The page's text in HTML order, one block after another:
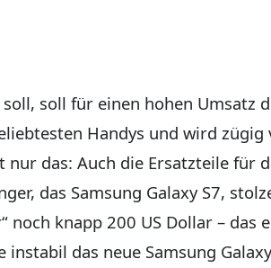
soll für einen hohen Umsatz
Handys und wird
das: Auch die Ersatzteile für
das Samsung Galaxy S7,
noch knapp 200 US Dollar – das
das neue Samsung